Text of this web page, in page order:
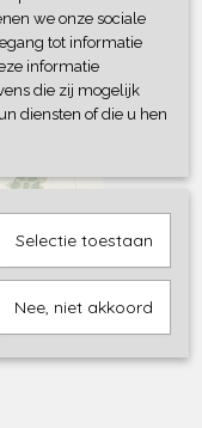
we onze sociale
tot informatie
informatie
die zij mogelijk
diensten of die u hen
Selectie toestaan
Nee, niet akkoord